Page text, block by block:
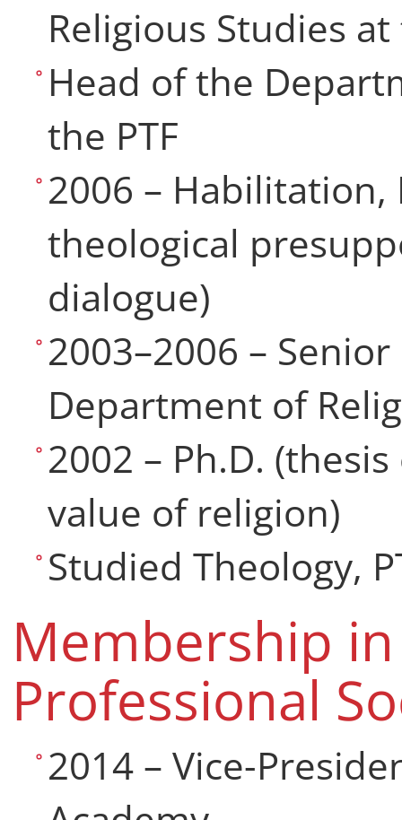
Religious Studies at
Head of the
the PTF
2006 –
theological
dialogue)
2003–2006 –
Department of
2002 – Ph.D.
value of religion)
Studied Theology,
Membership
Professional
2014 – Vice-